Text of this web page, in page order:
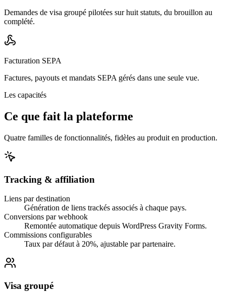
Demandes de visa groupé pilotées sur huit statuts, du brouillon au
complété.
Facturation SEPA
Factures, payouts et mandats SEPA gérés dans une seule vue.
Les capacités
Ce que fait la plateforme
Quatre familles de fonctionnalités, fidèles au produit en production.
Tracking & affiliation
Liens par destination
Génération de liens trackés associés à chaque pays.
Conversions par webhook
Remontée automatique depuis WordPress Gravity Forms.
Commissions configurables
Taux par défaut à 20%, ajustable par partenaire.
Visa groupé